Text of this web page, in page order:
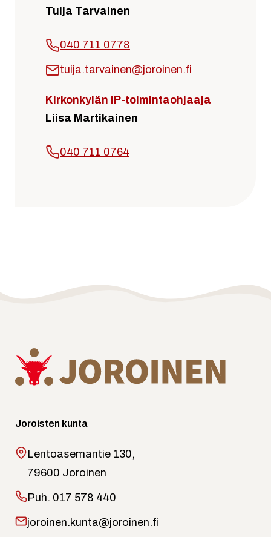
Tuija Tarvainen
040 711 0778
tuija.tarvainen@joroinen.fi
Kirkonkylän IP-toimintaohjaaja
Liisa Martikainen
040 711 0764
Joroisten kunta
Lentoasemantie 130,
79600 Joroinen
Puh. 017 578 440
joroinen.kunta@joroinen.fi